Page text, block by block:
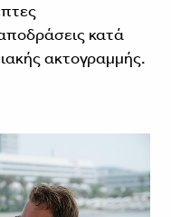
κατά
ακτογραμμής.